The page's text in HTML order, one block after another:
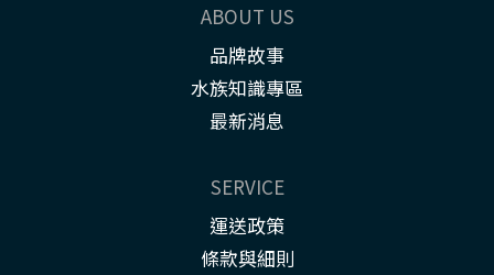
ABOUT US
品牌故事
水族知識專區
最新消息
SERVICE
運送政策
條款與細則